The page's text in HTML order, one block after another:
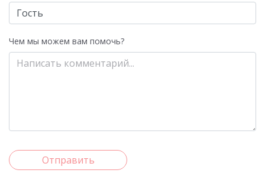
Чем мы можем вам помочь?
Отправить